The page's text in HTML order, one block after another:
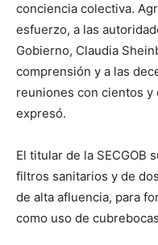
conciencia colectiva.
esfuerzo, a las
Gobierno, Claudia
comprensión y a las
reuniones con cientos y
expresó.
El titular de la SECGOB
filtros sanitarios y de
de alta afluencia, para
como uso de